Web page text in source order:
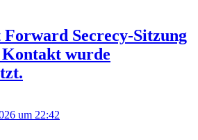
Secrecy-Sitzung
wurde
um 22:42